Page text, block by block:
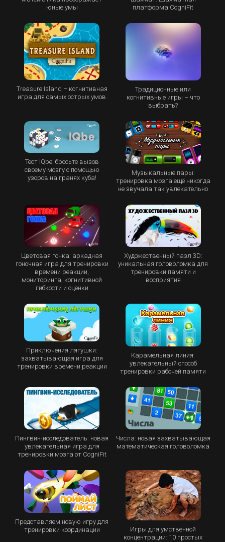
юные умы
платформа CogniFit
Treasure Island – когнитивная
игра для самых острых умов
Традиционные или
когнитивные игры – что
выбрать?
Тест IQbe: бросьте вызов
своему мозгу с помощью
узоров на гранях куба!
Музыкальные пары:
тренировка мозга ещё никогда
не звучала так увлекательно
Цветовая гонка: аркадная
гоночная игра для тренировки
времени реакции,
мониторинга, когнитивной
гибкости и оценки
Художественный пазл 3D:
уникальная головоломка для
тренировки памяти и
восприятия
Приключения лягушки:
захватывающая игра для
тренировки времени реакции
Карамельная линия:
увлекательный способ
тренировки рабочей памяти
Пингвин-исследователь: новая
увлекательная игра для
тренировки мозга от CogniFit
Числа: новая захватывающая
математическая головоломка
Представляем новую игру для
тренировки координации
Игры для умственной
концентрации: 10 простых